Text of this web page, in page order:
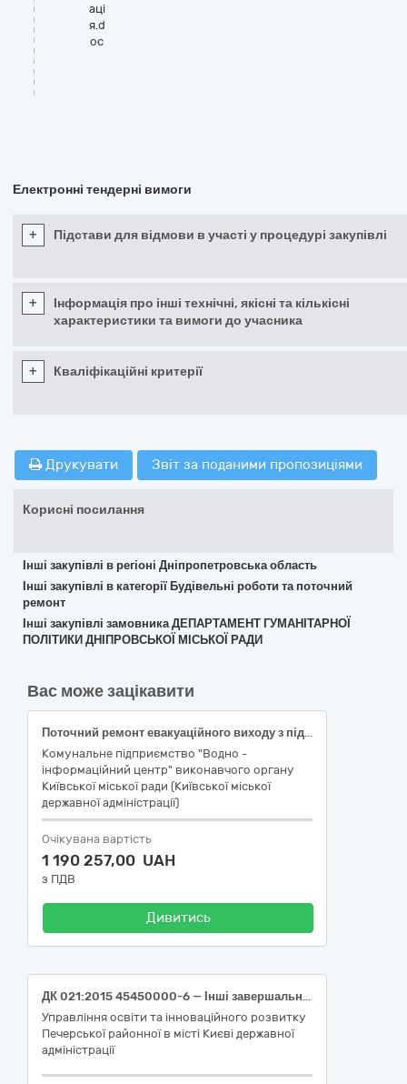
аці
я.d
oc
Електронні тендерні вимоги
+ Підстави для відмови в участі у процедурі закупівлі
+
Інформація про інші технічні, якісні та кількісні
характеристики та вимоги до учасника
+ Кваліфікаційні критерії
Друкувати Звіт за поданими пропозиціями
Корисні посилання
Інші закупівлі в регіоні Дніпропетровська область
Інші закупівлі в категорії Будівельні роботи та поточний
ремонт
Інші закупівлі замовника ДЕПАРТАМЕНТ ГУМАНІТАРНОЇ
ПОЛІТИКИ ДНІПРОВСЬКОЇ МІСЬКОЇ РАДИ
Вас може зацікавити
Поточний ремонт евакуаційного виходу з підземного резервуару прилеглого до водонапірної башти №1 КП «Водно-інформаційний центр» по вул. Грушевського, 1В у Печерському районі м.Києва
Комунальне підприємство "Водно -
інформаційний центр" виконавчого органу
Київської міської ради (Київської міської
державної адміністрації)
Очікувана вартість
1 190 257,00 UAH
з ПДВ
Дивитись
ДК 021:2015 45450000-6 — Інші завершальні будівельні роботи (Аварійно-відновлювальний поточний ремонт внутрішніх приміщень та інженерних мереж ЗЗСО № 90 вул. Лаврська, 2)
Управління освіти та інноваційного розвитку
Печерської районної в місті Києві державної
адміністрації